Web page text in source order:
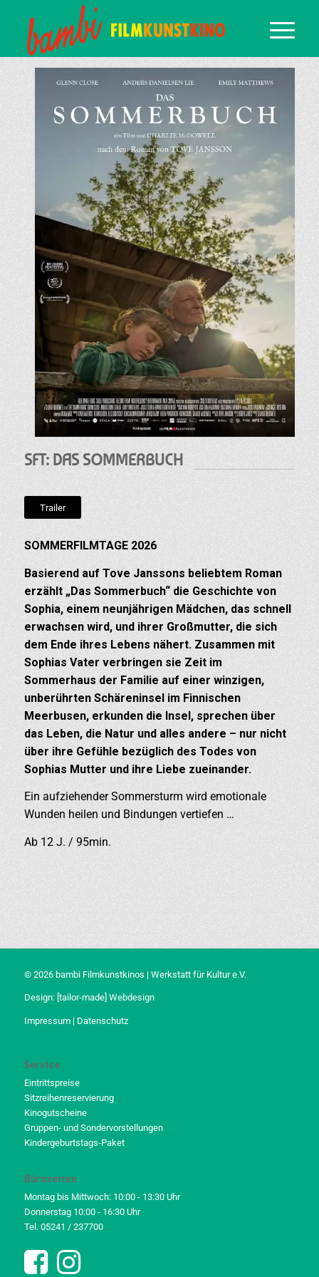
SFT: DAS SOMMERBUCH
Trailer
SOMMERFILMTAGE 2026
Basierend auf Tove Janssons beliebtem Roman
erzählt „Das Sommerbuch“ die Geschichte von
Sophia, einem neunjährigen Mädchen, das schnell
erwachsen wird, und ihrer Großmutter, die sich
dem Ende ihres Lebens nähert. Zusammen mit
Sophias Vater verbringen sie Zeit im
Sommerhaus der Familie auf einer winzigen,
unberührten Schäreninsel im Finnischen
Meerbusen, erkunden die Insel, sprechen über
das Leben, die Natur und alles andere – nur nicht
über ihre Gefühle bezüglich des Todes von
Sophias Mutter und ihre Liebe zueinander.
Ein aufziehender Sommersturm wird emotionale
Wunden heilen und Bindungen vertiefen …
Ab 12 J. / 95min.
© 2026 bambi Filmkunstkinos | Werkstatt für Kultur e.V.
Design: [tailor-made] Webdesign
Impressum| Datenschutz
Service
Eintrittspreise
Sitzreihenreservierung
Kinogutscheine
Gruppen- und Sondervorstellungen
Kindergeburtstags-Paket
Bürozeiten
Montag bis Mittwoch: 10:00 - 13:30 Uhr
Donnerstag 10:00 - 16:30 Uhr
Tel. 05241 / 237700